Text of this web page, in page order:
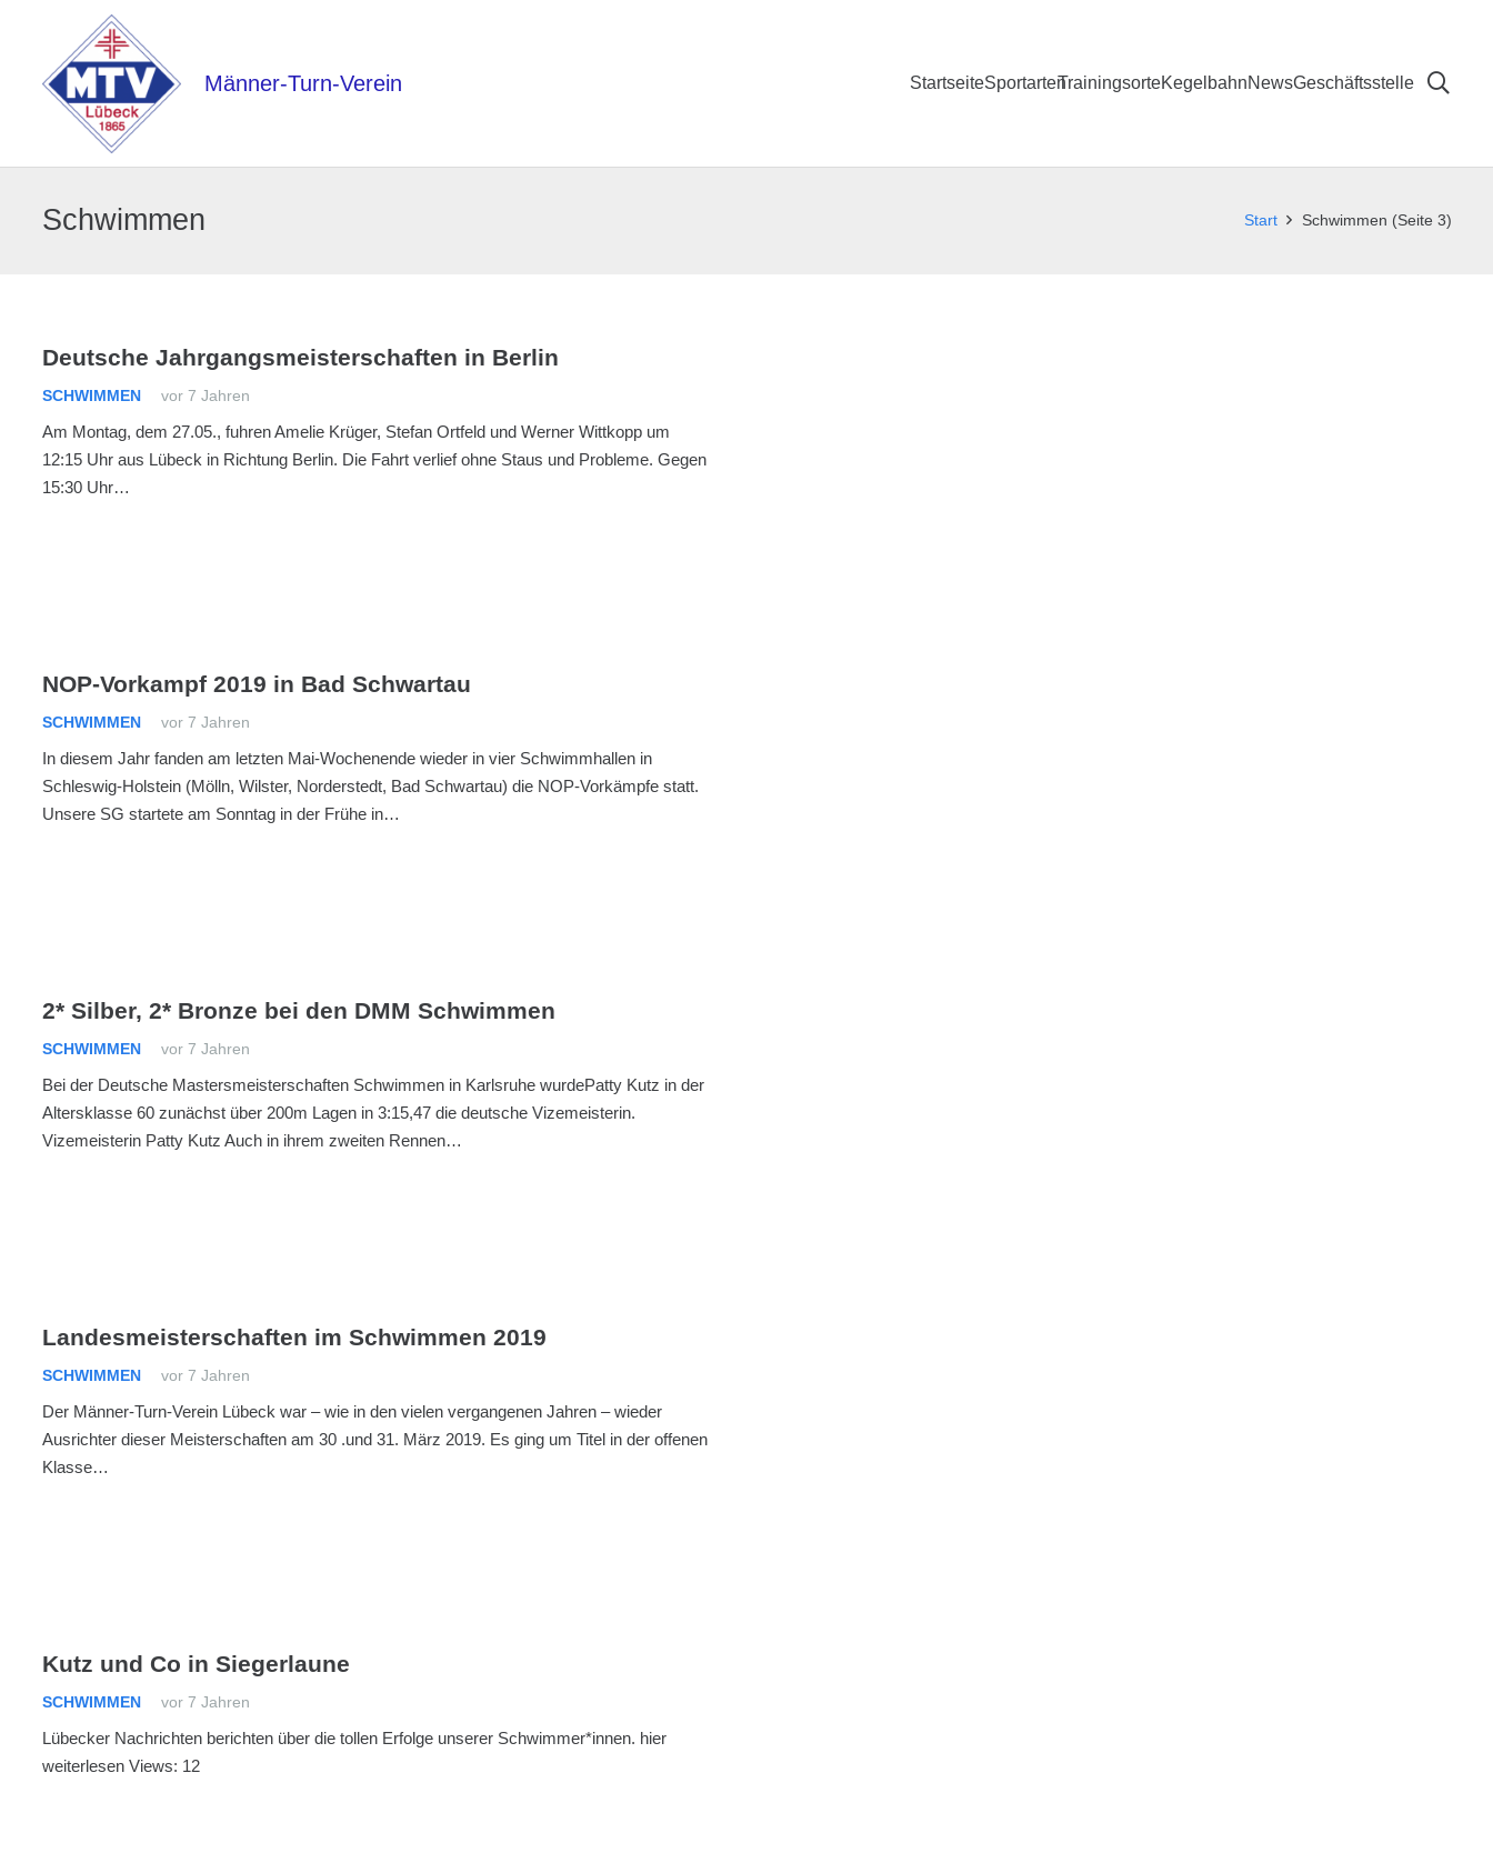
Männer-Turn-Verein StartseiteSportartenTrainingsorteKegelbahnNewsGeschäftsstelle
Schwimmen Start Schwimmen (Seite 3)
Deutsche Jahrgangsmeisterschaften in Berlin
SCHWIMMEN vor 7 Jahren
Am Montag, dem 27.05., fuhren Amelie Krüger, Stefan Ortfeld und Werner Wittkopp um
12:15 Uhr aus Lübeck in Richtung Berlin. Die Fahrt verlief ohne Staus und Probleme. Gegen
15:30 Uhr…
NOP-Vorkampf 2019 in Bad Schwartau
SCHWIMMEN vor 7 Jahren
In diesem Jahr fanden am letzten Mai-Wochenende wieder in vier Schwimmhallen in
Schleswig-Holstein (Mölln, Wilster, Norderstedt, Bad Schwartau) die NOP-Vorkämpfe statt.
Unsere SG startete am Sonntag in der Frühe in…
2* Silber, 2* Bronze bei den DMM Schwimmen
SCHWIMMEN vor 7 Jahren
Bei der Deutsche Mastersmeisterschaften Schwimmen in Karlsruhe wurdePatty Kutz in der
Altersklasse 60 zunächst über 200m Lagen in 3:15,47 die deutsche Vizemeisterin.
Vizemeisterin Patty Kutz Auch in ihrem zweiten Rennen…
Landesmeisterschaften im Schwimmen 2019
SCHWIMMEN vor 7 Jahren
Der Männer-Turn-Verein Lübeck war – wie in den vielen vergangenen Jahren – wieder
Ausrichter dieser Meisterschaften am 30 .und 31. März 2019. Es ging um Titel in der offenen
Klasse…
Kutz und Co in Siegerlaune
SCHWIMMEN vor 7 Jahren
Lübecker Nachrichten berichten über die tollen Erfolge unserer Schwimmer*innen. hier
weiterlesen Views: 12